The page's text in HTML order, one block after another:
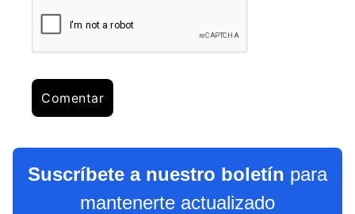
Suscríbete a nuestro boletín para
mantenerte actualizado